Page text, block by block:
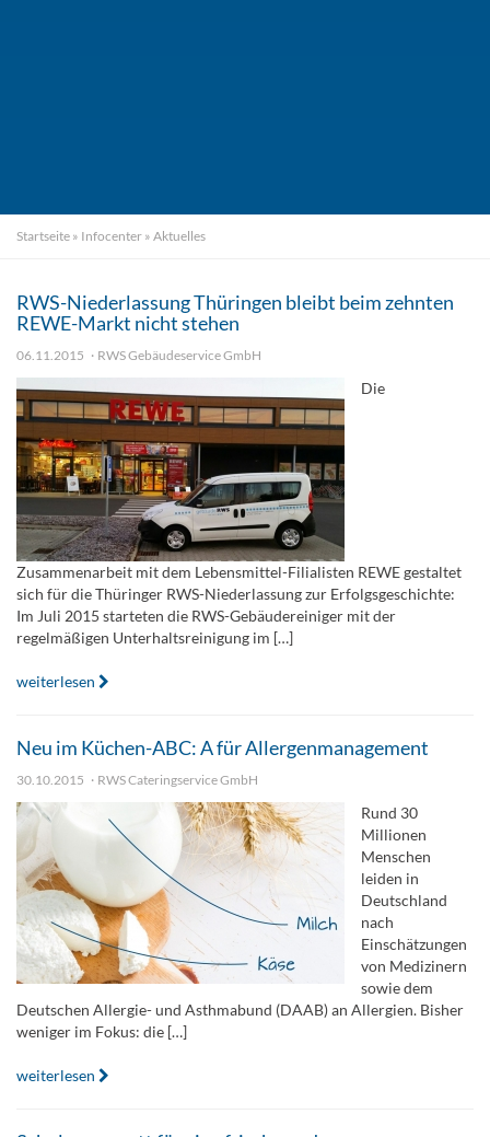
Startseite » Infocenter » Aktuelles
RWS-Niederlassung Thüringen bleibt beim zehnten
REWE-Markt nicht stehen
06.11.2015 RWS Gebäudeservice GmbH
Die
Zusammenarbeit mit dem Lebensmittel-Filialisten REWE gestaltet
sich für die Thüringer RWS-Niederlassung zur Erfolgsgeschichte:
Im Juli 2015 starteten die RWS-Gebäudereiniger mit der
regelmäßigen Unterhaltsreinigung im […]
weiterlesen
Neu im Küchen-ABC: A für Allergenmanagement
30.10.2015 RWS Cateringservice GmbH
Rund 30
Millionen
Menschen
leiden in
Deutschland
nach
Einschätzungen
von Medizinern
sowie dem
Deutschen Allergie- und Asthmabund (DAAB) an Allergien. Bisher
weniger im Fokus: die […]
weiterlesen